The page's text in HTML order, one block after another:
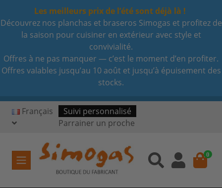
Les meilleurs prix de l’été sont déjà là !
Découvrez nos planchas et braseros Simogas et profitez de
la saison pour cuisiner en extérieur avec style et
convivialité.
Offres à ne pas manquer — c’est le moment d’en profiter.
Offres valables jusqu’au 10 août et jusqu’à épuisement des
stocks.
Français
Suivi personnalisé
Parrainer un proche
0